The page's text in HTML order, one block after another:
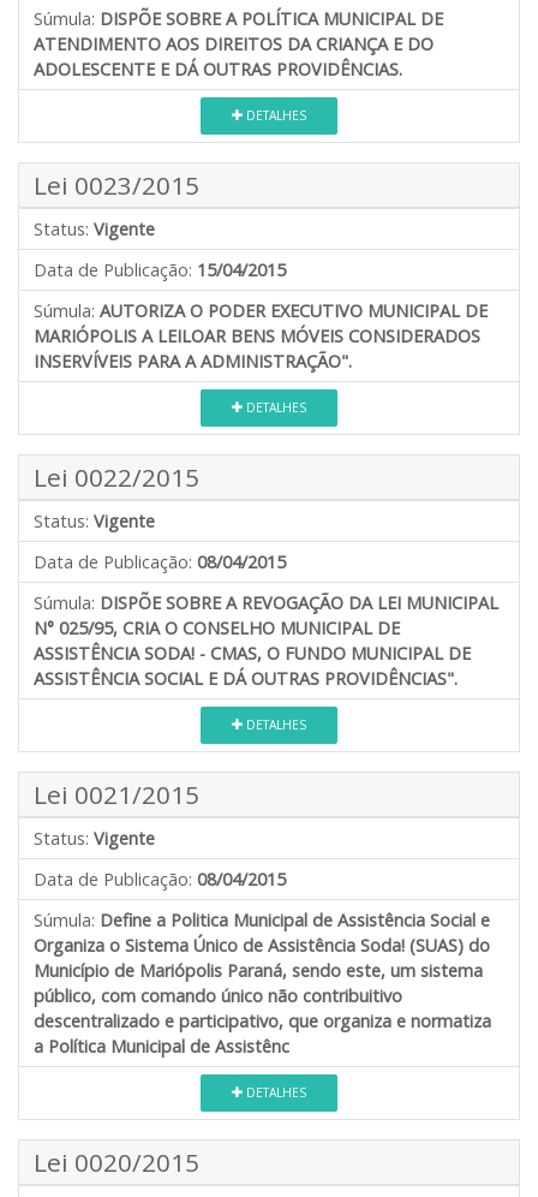
Súmula: DISPÕE SOBRE A POLÍTICA MUNICIPAL DE
ATENDIMENTO AOS DIREITOS DA CRIANÇA E DO
ADOLESCENTE E DÁ OUTRAS PROVIDÊNCIAS.
DETALHES
Lei 0023/2015
Status: Vigente
Data de Publicação: 15/04/2015
Súmula: AUTORIZA O PODER EXECUTIVO MUNICIPAL DE
MARIÓPOLIS A LEILOAR BENS MÓVEIS CONSIDERADOS
INSERVÍVEIS PARA A ADMINISTRAÇÃO".
DETALHES
Lei 0022/2015
Status: Vigente
Data de Publicação: 08/04/2015
Súmula: DISPÕE SOBRE A REVOGAÇÃO DA LEI MUNICIPAL
N° 025/95, CRIA O CONSELHO MUNICIPAL DE
ASSISTÊNCIA SODA! - CMAS, O FUNDO MUNICIPAL DE
ASSISTÊNCIA SOCIAL E DÁ OUTRAS PROVIDÊNCIAS".
DETALHES
Lei 0021/2015
Status: Vigente
Data de Publicação: 08/04/2015
Súmula: Define a Politica Municipal de Assistência Social e
Organiza o Sistema Único de Assistência Soda! (SUAS) do
Município de Mariópolis Paraná, sendo este, um sistema
público, com comando único não contribuitivo
descentralizado e participativo, que organiza e normatiza
a Política Municipal de Assistênc
DETALHES
Lei 0020/2015